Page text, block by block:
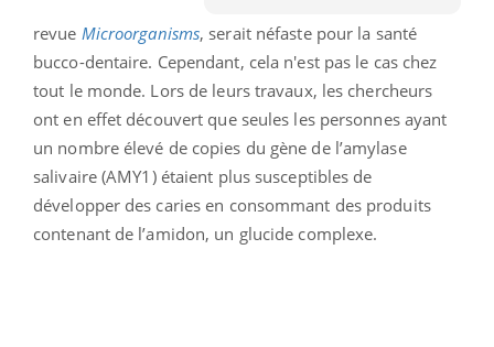
revue Microorganisms, serait néfaste pour la santé
bucco-dentaire. Cependant, cela n'est pas le cas chez
tout le monde. Lors de leurs travaux, les chercheurs
ont en effet découvert que seules les personnes ayant
un nombre élevé de copies du gène de l’amylase
salivaire (AMY1) étaient plus susceptibles de
développer des caries en consommant des produits
contenant de l’amidon, un glucide complexe.